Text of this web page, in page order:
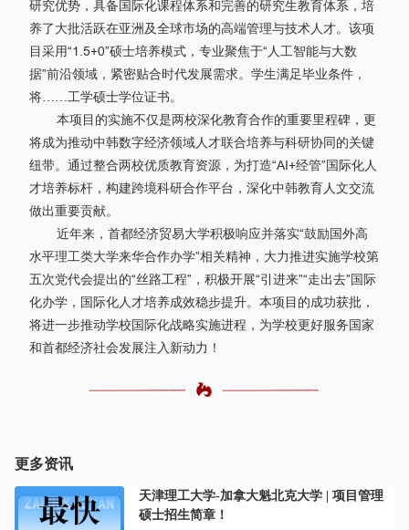
研究优势，具备国际化课程体系和完善的研究生教育体系，培
养了大批活跃在亚洲及全球市场的高端管理与技术人才。该项
目采用“1.5+0”硕士培养模式，专业聚焦于“人工智能与大数
据”前沿领域，紧密贴合时代发展需求。学生满足毕业条件，
将……工学硕士学位证书。
本项目的实施不仅是两校深化教育合作的重要里程碑，更
将成为推动中韩数字经济领域人才联合培养与科研协同的关键
纽带。通过整合两校优质教育资源，为打造“AI+经管”国际化人
才培养标杆，构建跨境科研合作平台，深化中韩教育人文交流
做出重要贡献。
近年来，首都经济贸易大学积极响应并落实“鼓励国外高
水平理工类大学来华合作办学”相关精神， 大力推进实施学校第
五次党代会提出的“丝路工程” ，积极开展“引进来”“走出去”国际
化办学，国际化人才培养成效稳步提升。本项目的成功获批，
将进一步推动学校国际化战略实施进程，为学校更好服务国家
和首都经济社会发展注入新动力！
更多资讯
天津理工大学-加拿大魁北克大学 | 项目管理
硕士招生简章！